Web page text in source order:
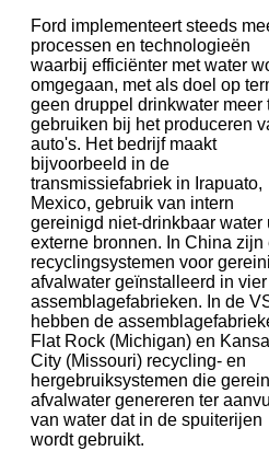
Ford implementeert steeds
processen en technologieën
waarbij efficiënter met water
omgegaan, met als doel op
geen druppel drinkwater meer
gebruiken bij het produceren
auto's. Het bedrijf maakt
bijvoorbeeld in de
transmissiefabriek in Irapuato,
Mexico, gebruik van intern
gereinigd niet-drinkbaar water
externe bronnen. In China zijn
recyclingsystemen voor
afvalwater geïnstalleerd in vier
assemblagefabrieken. In de
hebben de
Flat Rock (Michigan) en
City (Missouri) recycling- en
hergebruiksystemen die
afvalwater genereren ter
van water dat in de spuiterijen
wordt gebruikt.